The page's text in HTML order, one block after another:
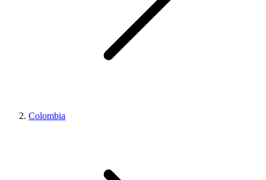
Colombia